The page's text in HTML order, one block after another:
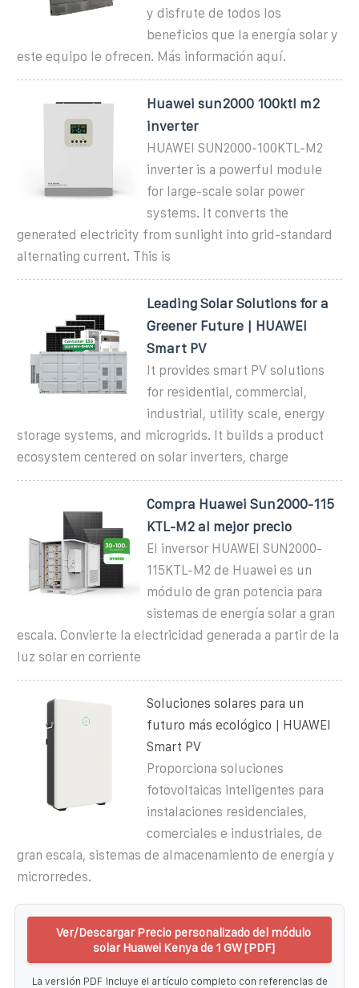
y disfrute de todos los
beneficios que la energía solar y
este equipo le ofrecen. Más información aquí.
Huawei sun2000 100ktl m2
inverter
HUAWEI SUN2000-100KTL-M2
inverter is a powerful module
for large-scale solar power
systems. It converts the
generated electricity from sunlight into grid-standard
alternating current. This is
Leading Solar Solutions for a
Greener Future | HUAWEI
Smart PV
It provides smart PV solutions
for residential, commercial,
industrial, utility scale, energy
storage systems, and microgrids. It builds a product
ecosystem centered on solar inverters, charge
Compra Huawei Sun2000-115
KTL-M2 al mejor precio
El inversor HUAWEI SUN2000-
115KTL-M2 de Huawei es un
módulo de gran potencia para
sistemas de energía solar a gran
escala. Convierte la electricidad generada a partir de la
luz solar en corriente
Soluciones solares para un
futuro más ecológico | HUAWEI
Smart PV
Proporciona soluciones
fotovoltaicas inteligentes para
instalaciones residenciales,
comerciales e industriales, de
gran escala, sistemas de almacenamiento de energía y
microrredes.
Ver/Descargar Precio personalizado del módulo
solar Huawei Kenya de 1 GW [PDF]
La versión PDF incluye el artículo completo con referencias de